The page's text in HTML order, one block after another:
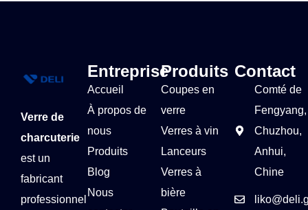
Verre de
charcuterie
est un
fabricant
professionnel
Entreprise
Accueil
À propos de
nous
Produits
Blog
Nous
Produits
Coupes en
verre
Verres à vin
Lanceurs
Verres à
bière
Contact
Comté de
Fengyang,
Chuzhou,
Anhui,
Chine